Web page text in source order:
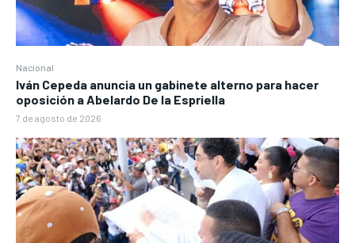
Nacional
Iván Cepeda anuncia un gabinete alterno para hacer
oposición a Abelardo De la Espriella
7 de agosto de 2026